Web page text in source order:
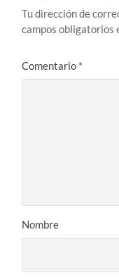
Tu dirección de
campos obligatorios
Comentario *
Nombre